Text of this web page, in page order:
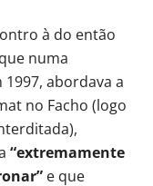
à do então
numa
1997, abordava a
no Facho (logo
“extremamente
e que